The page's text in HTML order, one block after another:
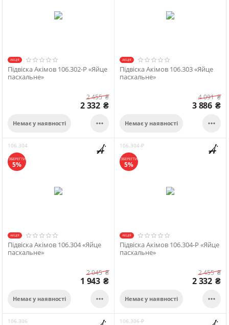
АКЦІЯ
Підвіска Акімов 106.302-P «Яйце
пасхальне»
2 455₴
2 332 ₴
Немає у наявності 
АКЦІЯ
Підвіска Акімов 106.303 «Яйце
пасхальне»
4 091₴
3 886 ₴
Немає у наявності 
106.304
ЗБЕРЕГТИ
5%
АКЦІЯ
Підвіска Акімов 106.304 «Яйце
пасхальне»
2 045₴
1 943 ₴
Немає у наявності 
106.304-P
ЗБЕРЕГТИ
5%
АКЦІЯ
Підвіска Акімов 106.304-P «Яйце
пасхальне»
2 455₴
2 332 ₴
Немає у наявності 
106.306 106.306-P